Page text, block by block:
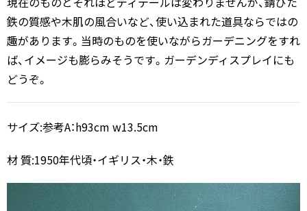
鉄の質感や木肌の風合いなど、使い込まれた道具ならではの
趣があります。当時のものを使いながらガーデニングをすれ
ば、イメージも膨らみそうです。ガーデンディスプレイにも
どうぞ。
サイズ:参考A：h93cm w13.5cm
材 質:1950年代頃・イギリス・木・鉄